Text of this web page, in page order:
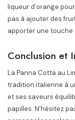
liqueur d’orange
pas à ajouter des
apporter une
Conclusion et
La Panna Cotta au
tradition italienne à
et ses saveurs
papilles. N’hésitez